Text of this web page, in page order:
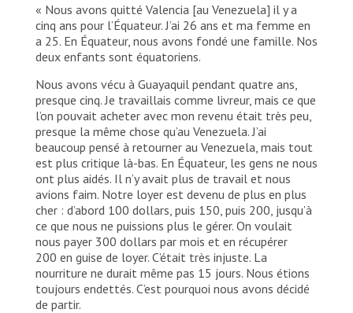
« Nous avons quitté Valencia [au Venezuela] il y a
cinq ans pour l’Équateur. J’ai 26 ans et ma femme en
a 25. En Équateur, nous avons fondé une famille. Nos
deux enfants sont équatoriens.
Nous avons vécu à Guayaquil pendant quatre ans,
presque cinq. Je travaillais comme livreur, mais ce que
l’on pouvait acheter avec mon revenu était très peu,
presque la même chose qu’au Venezuela. J’ai
beaucoup pensé à retourner au Venezuela, mais tout
est plus critique là-bas. En Équateur, les gens ne nous
ont plus aidés. Il n’y avait plus de travail et nous
avions faim. Notre loyer est devenu de plus en plus
cher : d’abord 100 dollars, puis 150, puis 200, jusqu’à
ce que nous ne puissions plus le gérer. On voulait
nous payer 300 dollars par mois et en récupérer
200 en guise de loyer. C’était très injuste. La
nourriture ne durait même pas 15 jours. Nous étions
toujours endettés. C’est pourquoi nous avons décidé
de partir.